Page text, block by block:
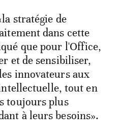
stratégie de
dans cette
que pour l'Office,
et de sensibiliser,
innovateurs aux
tout en
toujours plus
à leurs besoins».